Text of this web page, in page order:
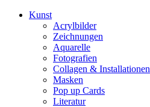
Kunst
Acrylbilder
Zeichnungen
Aquarelle
Fotografien
Collagen & Installationen
Masken
Pop up Cards
Literatur